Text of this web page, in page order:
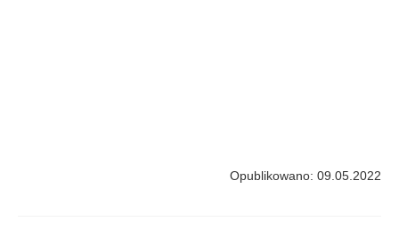
Opublikowano: 09.05.2022